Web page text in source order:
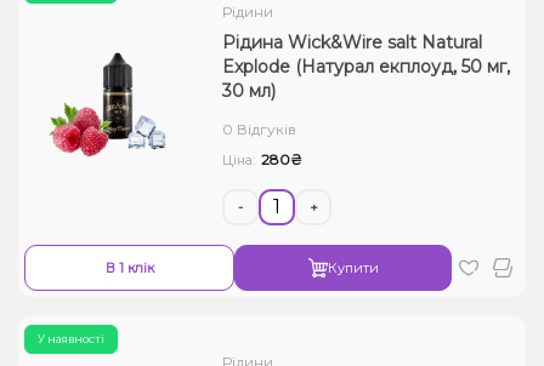
Рідини
Рідина Wick&Wire salt Natural
Explode (Натурал екплоуд, 50 мг,
30 мл)
0 Відгуків
Ціна: 280₴
- +
В 1 клік Купити
У наявності
Рідини